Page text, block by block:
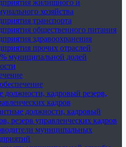
жилищного и
хозяйства
транспорта
общественного питания
здравоохранения
прочих отраслей
муниципальной долей
должности, кадровый резерв,
кадров
должности, кадровый
резерв управленческих кадров
муниципальных